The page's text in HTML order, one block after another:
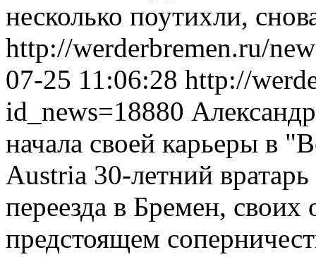
несколько поутихли,
http://werderbremen.ru/
07-25 11:06:28 http://
id_news=18880
начала своей карьеры в
Austria 30-летний
переезда в Бремен,
предстоящем